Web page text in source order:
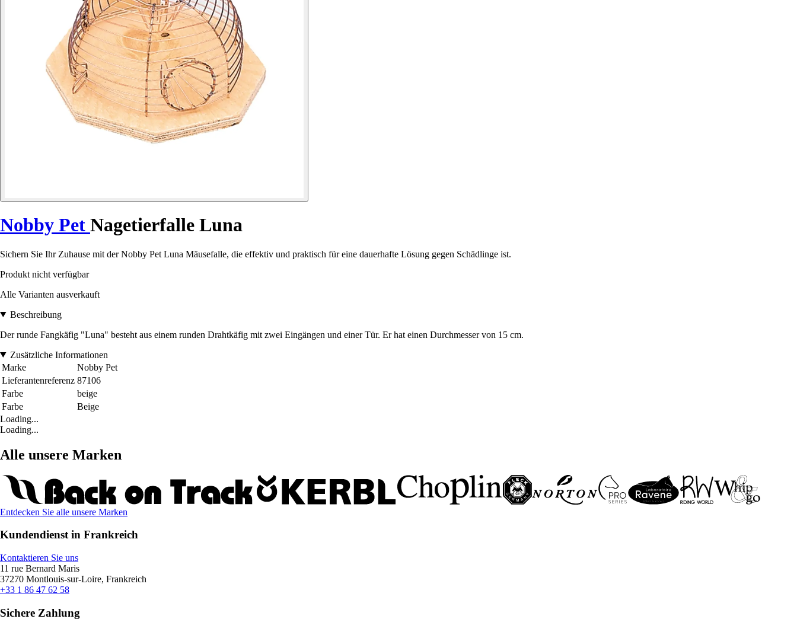
Nobby Pet Nagetierfalle Luna
Sichern Sie Ihr Zuhause mit der Nobby Pet Luna Mäusefalle, die effektiv und praktisch für eine dauerhafte Lösung gegen Schädlinge ist.
Produkt nicht verfügbar
Alle Varianten ausverkauft
Beschreibung
Der runde Fangkäfig "Luna" besteht aus einem runden Drahtkäfig mit zwei Eingängen und einer Tür. Er hat einen Durchmesser von 15 cm.
Zusätzliche Informationen
Marke
Nobby Pet
Lieferantenreferenz 87106
Farbe
beige
Farbe
Beige
Loading...
Loading...
Alle unsere Marken
Entdecken Sie alle unsere Marken
Kundendienst in Frankreich
Kontaktieren Sie uns
11 rue Bernard Maris
37270 Montlouis-sur-Loire, Frankreich
+33 1 86 47 62 58
Sichere Zahlung